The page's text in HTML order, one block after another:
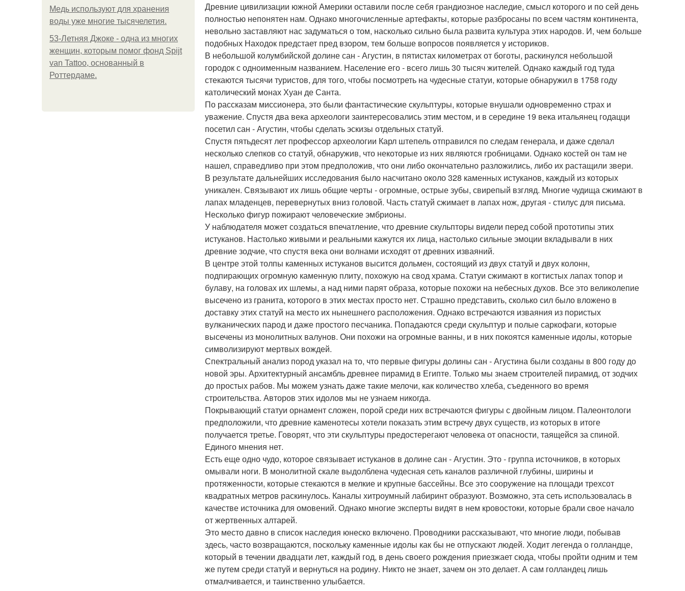
Медь используют для хранения
воды уже многие тысячелетия.
53-Летняя Джоке - одна из многих
женщин, которым помог фонд Spijt
van Tattoo, основанный в
Роттердаме.
Древние цивилизации южной Америки оставили после себя грандиозное наследие, смысл которого и по сей день
полностью непонятен нам. Однако многочисленные артефакты, которые разбросаны по всем частям континента,
невольно заставляют нас задуматься о том, насколько сильно была развита культура этих народов. И, чем больше
подобных Находок предстает пред взором, тем больше вопросов появляется у историков.
В небольшой колумбийской долине сан - Агустин, в пятистах километрах от боготы, раскинулся небольшой
городок с одноименным названием. Население его - всего лишь 30 тысяч жителей. Однако каждый год туда
стекаются тысячи туристов, для того, чтобы посмотреть на чудесные статуи, которые обнаружил в 1758 году
католический монах Хуан де Санта.
По рассказам миссионера, это были фантастические скульптуры, которые внушали одновременно страх и
уважение. Спустя два века археологи заинтересовались этим местом, и в середине 19 века итальянец годацци
посетил сан - Агустин, чтобы сделать эскизы отдельных статуй.
Спустя пятьдесят лет профессор археологии Карл штепель отправился по следам генерала, и даже сделал
несколько слепков со статуй, обнаружив, что некоторые из них являются гробницами. Однако костей он там не
нашел, справедливо при этом предположив, что они либо окончательно разложились, либо их растащили звери.
В результате дальнейших исследования было насчитано около 328 каменных истуканов, каждый из которых
уникален. Связывают их лишь общие черты - огромные, острые зубы, свирепый взгляд. Многие чудища сжимают в
лапах младенцев, перевернутых вниз головой. Часть статуй сжимает в лапах нож, другая - стилус для письма.
Несколько фигур пожирают человеческие эмбрионы.
У наблюдателя может создаться впечатление, что древние скульпторы видели перед собой прототипы этих
истуканов. Настолько живыми и реальными кажутся их лица, настолько сильные эмоции вкладывали в них
древние зодчие, что спустя века они волнами исходят от древних изваяний.
В центре этой толпы каменных истуканов высится дольмен, состоящий из двух статуй и двух колонн,
подпирающих огромную каменную плиту, похожую на свод храма. Статуи сжимают в когтистых лапах топор и
булаву, на головах их шлемы, а над ними парят образа, которые похожи на небесных духов. Все это великолепие
высечено из гранита, которого в этих местах просто нет. Страшно представить, сколько сил было вложено в
доставку этих статуй на место их нынешнего расположения. Однако встречаются изваяния из пористых
вулканических парод и даже простого песчаника. Попадаются среди скульптур и полые саркофаги, которые
высечены из монолитных валунов. Они похожи на огромные ванны, и в них покоятся каменные идолы, которые
символизируют мертвых вождей.
Спектральный анализ пород указал на то, что первые фигуры долины сан - Агустина были созданы в 800 году до
новой эры. Архитектурный ансамбль древнее пирамид в Египте. Только мы знаем строителей пирамид, от зодчих
до простых рабов. Мы можем узнать даже такие мелочи, как количество хлеба, съеденного во время
строительства. Авторов этих идолов мы не узнаем никогда.
Покрывающий статуи орнамент сложен, порой среди них встречаются фигуры с двойным лицом. Палеонтологи
предположили, что древние каменотесы хотели показать этим встречу двух существ, из которых в итоге
получается третье. Говорят, что эти скульптуры предостерегают человека от опасности, таящейся за спиной.
Единого мнения нет.
Есть еще одно чудо, которое связывает истуканов в долине сан - Агустин. Это - группа источников, в которых
омывали ноги. В монолитной скале выдолблена чудесная сеть каналов различной глубины, ширины и
протяженности, которые стекаются в мелкие и крупные бассейны. Все это сооружение на площади трехсот
квадратных метров раскинулось. Каналы хитроумный лабиринт образуют. Возможно, эта сеть использовалась в
качестве источника для омовений. Однако многие эксперты видят в нем кровостоки, которые брали свое начало
от жертвенных алтарей.
Это место давно в список наследия юнеско включено. Проводники рассказывают, что многие люди, побывав
здесь, часто возвращаются, поскольку каменные идолы как бы не отпускают людей. Ходит легенда о голландце,
который в течении двадцати лет, каждый год, в день своего рождения приезжает сюда, чтобы пройти одним и тем
же путем среди статуй и вернуться на родину. Никто не знает, зачем он это делает. А сам голландец лишь
отмалчивается, и таинственно улыбается.